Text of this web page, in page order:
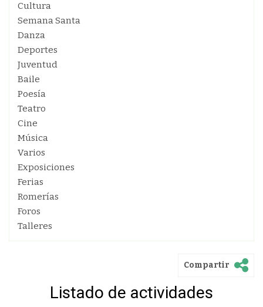
Cultura
Semana Santa
Danza
Deportes
Juventud
Baile
Poesía
Teatro
Cine
Música
Varios
Exposiciones
Ferias
Romerías
Foros
Talleres
Compartir
Listado de actividades